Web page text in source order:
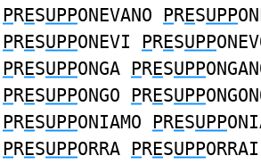
PRESUPPONEVANO PRESUPP
PRESUPPONEVI PRESUPP
PRESUPPONGA PRESUPP
PRESUPPONGO PRESUPP
PRESUPPONIAMO PRESUPP
PRESUPPORRA PRESUPPORRAI